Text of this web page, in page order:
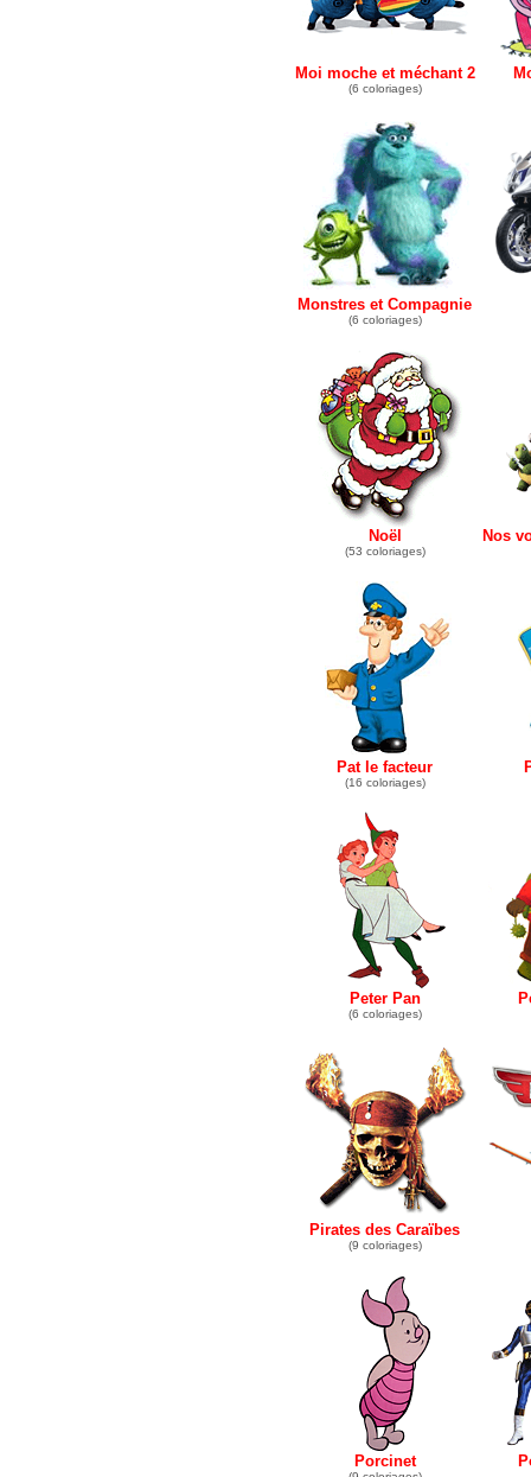
Moi moche et méchant 2
(6 coloriages)
Monstres et Compagnie
(6 coloriages)
Noël
(53 coloriages)
Nos
Pat le facteur
(16 coloriages)
Peter Pan
(6 coloriages)
Pirates des Caraïbes
(9 coloriages)
Porcinet